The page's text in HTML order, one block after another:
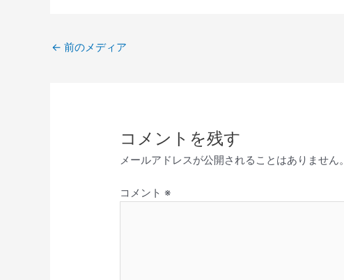
← 前のメディア
コメントを残す
メールアドレスが公開されることはありません。
コメント ※